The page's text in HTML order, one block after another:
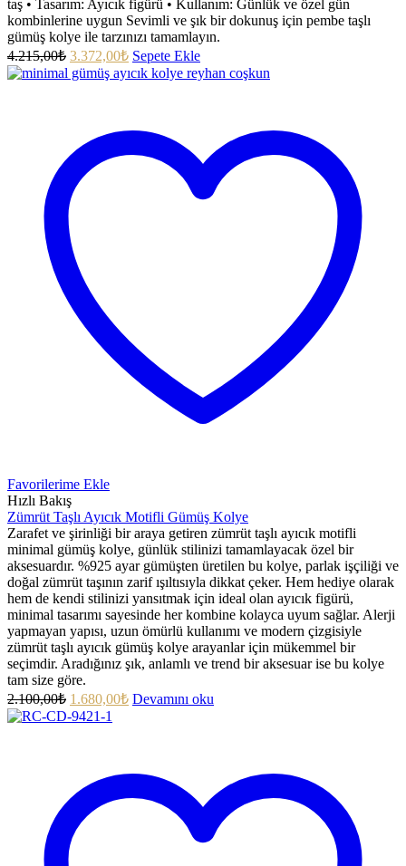
taş • Tasarım: Ayıcık figürü • Kullanım: Günlük ve özel gün
kombinlerine uygun Sevimli ve şık bir dokunuş için pembe taşlı
gümüş kolye ile tarzınızı tamamlayın.
4.215,00₺ 3.372,00₺ Sepete Ekle
Favorilerime Ekle
Hızlı Bakış
Zümrüt Taşlı Ayıcık Motifli Gümüş Kolye
Zarafet ve şirinliği bir araya getiren zümrüt taşlı ayıcık motifli
minimal gümüş kolye, günlük stilinizi tamamlayacak özel bir
aksesuardır. %925 ayar gümüşten üretilen bu kolye, parlak işçiliği ve
doğal zümrüt taşının zarif ışıltısıyla dikkat çeker. Hem hediye olarak
hem de kendi stilinizi yansıtmak için ideal olan ayıcık figürü,
minimal tasarımı sayesinde her kombine kolayca uyum sağlar. Alerji
yapmayan yapısı, uzun ömürlü kullanımı ve modern çizgisiyle
zümrüt taşlı ayıcık gümüş kolye arayanlar için mükemmel bir
seçimdir. Aradığınız şık, anlamlı ve trend bir aksesuar ise bu kolye
tam size göre.
2.100,00₺ 1.680,00₺ Devamını oku